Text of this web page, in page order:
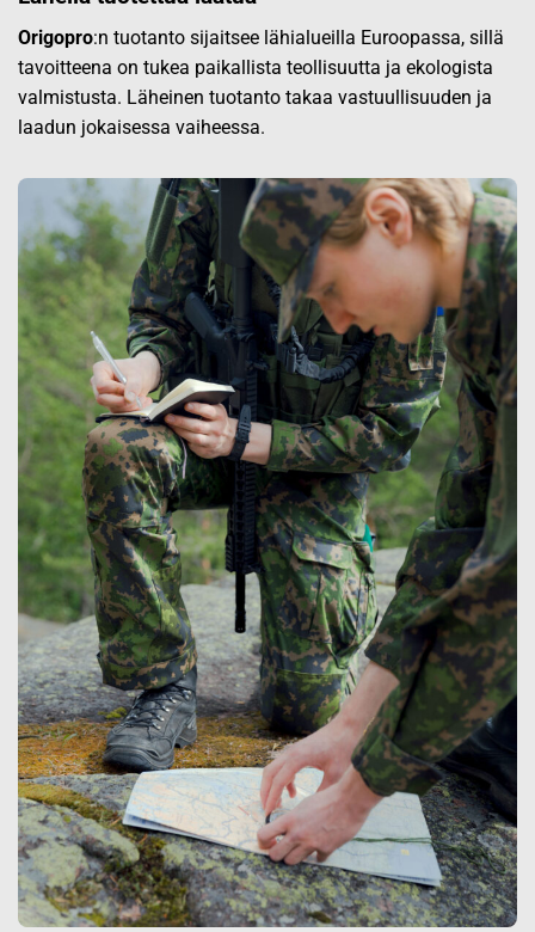
Origopro:n tuotanto sijaitsee lähialueilla Euroopassa, sillä
tavoitteena on tukea paikallista teollisuutta ja ekologista
valmistusta. Läheinen tuotanto takaa vastuullisuuden ja
laadun jokaisessa vaiheessa.